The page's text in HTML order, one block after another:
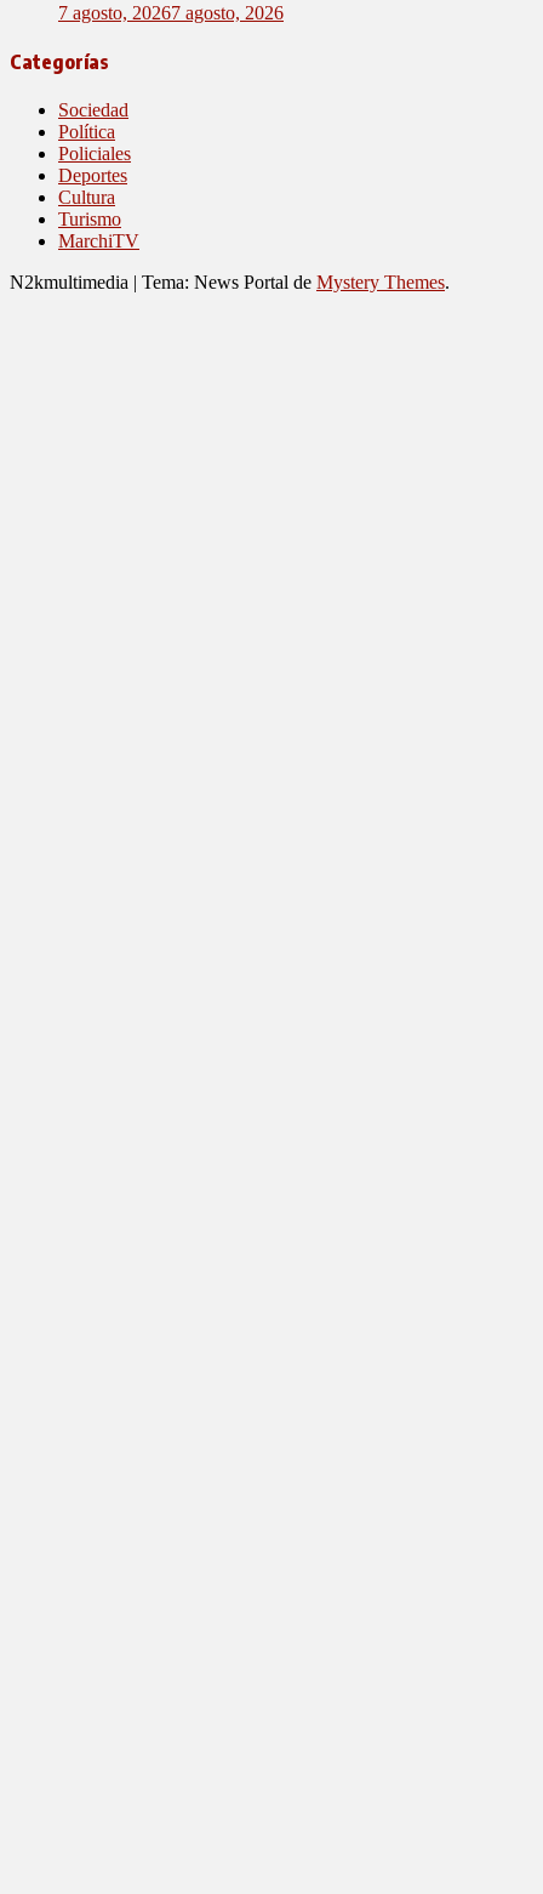
7 agosto, 20267 agosto, 2026
Categorías
Sociedad
Política
Policiales
Deportes
Cultura
Turismo
MarchiTV
N2kmultimedia | Tema: News Portal de Mystery Themes.